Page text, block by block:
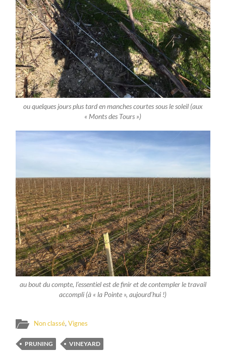
ou quelques jours plus tard en manches courtes sous le soleil (aux
« Monts des Tours »)
au bout du compte, l’essentiel est de finir et de contempler le travail
accompli (à « la Pointe », aujourd’hui !)
Non classé,Vignes
PRUNING VINEYARD